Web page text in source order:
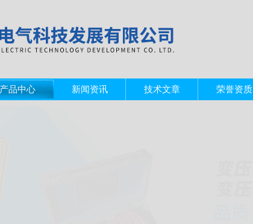
品中心 新闻资讯 技术文章 荣誉资质